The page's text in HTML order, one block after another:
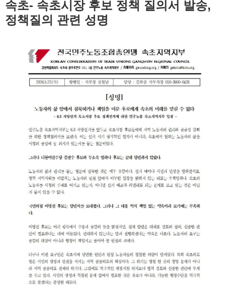
속초- 속초시장 후보 정책 질의서 발송,
정책질의 관련 성명